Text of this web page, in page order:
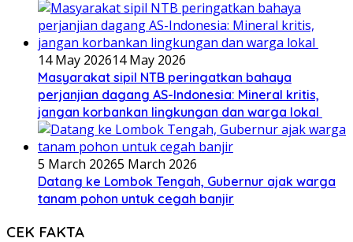
14 May 202614 May 2026
Masyarakat sipil NTB peringatkan bahaya
perjanjian dagang AS-Indonesia: Mineral kritis,
jangan korbankan lingkungan dan warga lokal
5 March 20265 March 2026
Datang ke Lombok Tengah, Gubernur ajak warga
tanam pohon untuk cegah banjir
CEK FAKTA